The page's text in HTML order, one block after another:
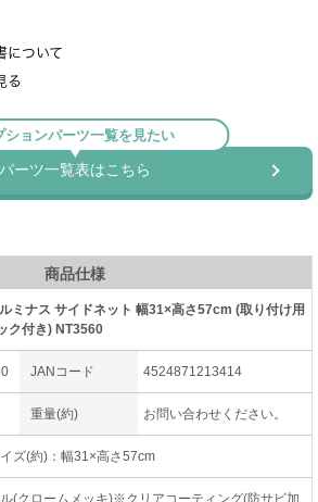
商品仕様
ミナス サイドネット 幅31×高さ57cm (取り付け用
ク付き) NT3560
JANコード 4524871213414
重量(約) お問い合わせください。
ズ(約)：幅31×高さ57cm